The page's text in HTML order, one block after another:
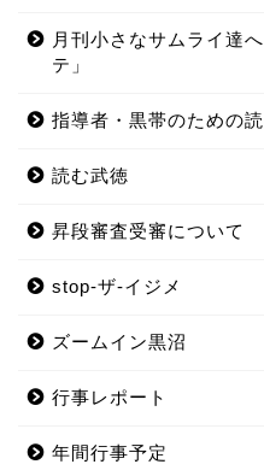
月刊小さなサムライ達
テ」
指導者・黒帯のための
読む武徳
昇段審査受審について
stop-ザ-イジメ
ズームイン黒沼
行事レポート
年間行事予定